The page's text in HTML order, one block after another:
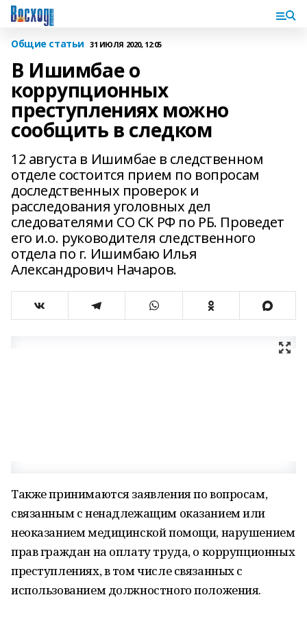
Общие статьи 31 ИЮЛЯ 2020, 12:05
В Ишимбае о
коррупционных
преступлениях можно
сообщить в следком
12 августа в Ишимбае в следственном
отделе состоится прием по вопросам
доследственных проверок и
расследования уголовных дел
следователями СО СК РФ по РБ. Проведет
его и.о. руководителя следственного
отдела по г. Ишимбаю Илья
Александрович Начаров.
Также принимаются заявления по вопросам,
связанным с ненадлежащим оказанием или
неоказанием медицинской помощи, нарушением
прав граждан на оплату труда, о коррупционных
преступлениях, в том числе связанных с
использованием должностного положения.